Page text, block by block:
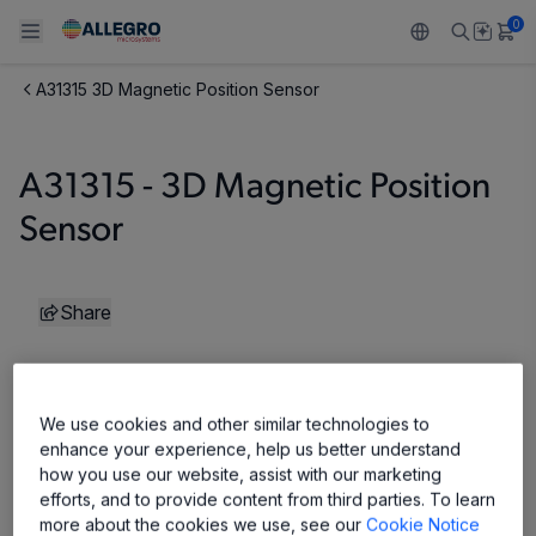
Back To Main Menu
製品
センサー
レギュレート
Back To Main Menu
用途
自動車
工業
Technologies
Back To Main Menu
設計サポート
設計と開発
Back To Main Menu
技術リソース
Resource Center
Back To Main Menu
ALLEGRO について
私たちの会社
キャリア
Growth and Inclusion
お問い合わせ先
0
A31315 3D Magnetic Position Sensor
A31315 - 3D Magnetic Position
Sensor
Share
We use cookies and other similar technologies to
enhance your experience, help us better understand
how you use our website, assist with our marketing
efforts, and to provide content from third parties. To learn
more about the cookies we use, see ourCookie Notice